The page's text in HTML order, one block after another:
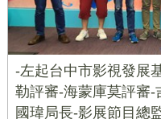
-左起台中市影視發展
勒評審-海蒙庫莫評審
國瑋局長-影展節目總